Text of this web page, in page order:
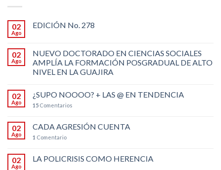
02
Ago
EDICIÓN No. 278
02
Ago
NUEVO DOCTORADO EN CIENCIAS SOCIALES
AMPLÍA LA FORMACIÓN POSGRADUAL DE ALTO
NIVEL EN LA GUAJIRA
02
Ago
¿SUPO NOOOO? + LAS @ EN TENDENCIA
15 Comentarios
02
Ago
CADA AGRESIÓN CUENTA
1 Comentario
02
Ago
LA POLICRISIS COMO HERENCIA